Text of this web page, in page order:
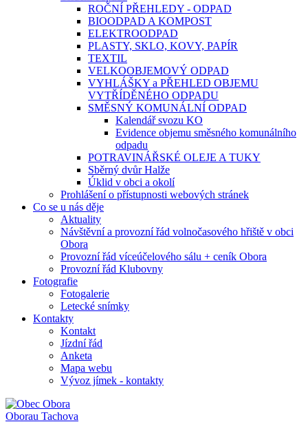
ROČNÍ PŘEHLEDY - ODPAD
BIOODPAD A KOMPOST
ELEKTROODPAD
PLASTY, SKLO, KOVY, PAPÍR
TEXTIL
VELKOOBJEMOVÝ ODPAD
VYHLÁŠKY a PŘEHLED OBJEMU
VYTŘÍDĚNÉHO ODPADU
SMĚSNÝ KOMUNÁLNÍ ODPAD
Kalendář svozu KO
Evidence objemu směsného komunálního
odpadu
POTRAVINÁŘSKÉ OLEJE A TUKY
Sběrný dvůr Halže
Úklid v obci a okolí
Prohlášení o přístupnosti webových stránek
Co se u nás děje
Aktuality
Návštěvní a provozní řád volnočasového hřiště v obci
Obora
Provozní řád víceúčelového sálu + ceník Obora
Provozní řád Klubovny
Fotografie
Fotogalerie
Letecké snímky
Kontakty
Kontakt
Jízdní řád
Anketa
Mapa webu
Vývoz jímek - kontakty
Oborau Tachova